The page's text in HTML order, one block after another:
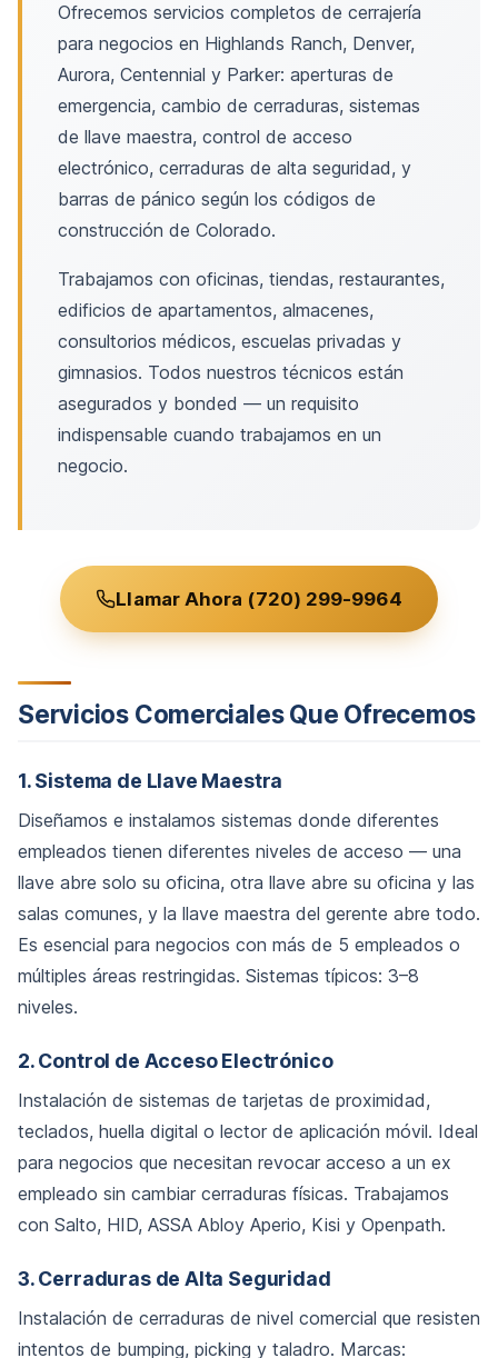
Ofrecemos servicios completos de cerrajería
para negocios en Highlands Ranch, Denver,
Aurora, Centennial y Parker: aperturas de
emergencia, cambio de cerraduras, sistemas
de llave maestra, control de acceso
electrónico, cerraduras de alta seguridad, y
barras de pánico según los códigos de
construcción de Colorado.
Trabajamos con oficinas, tiendas, restaurantes,
edificios de apartamentos, almacenes,
consultorios médicos, escuelas privadas y
gimnasios. Todos nuestros técnicos están
asegurados y bonded — un requisito
indispensable cuando trabajamos en un
negocio.
Llamar Ahora (720) 299-9964
Servicios Comerciales Que Ofrecemos
1. Sistema de Llave Maestra
Diseñamos e instalamos sistemas donde diferentes
empleados tienen diferentes niveles de acceso — una
llave abre solo su oficina, otra llave abre su oficina y las
salas comunes, y la llave maestra del gerente abre todo.
Es esencial para negocios con más de 5 empleados o
múltiples áreas restringidas. Sistemas típicos: 3–8
niveles.
2. Control de Acceso Electrónico
Instalación de sistemas de tarjetas de proximidad,
teclados, huella digital o lector de aplicación móvil. Ideal
para negocios que necesitan revocar acceso a un ex
empleado sin cambiar cerraduras físicas. Trabajamos
con Salto, HID, ASSA Abloy Aperio, Kisi y Openpath.
3. Cerraduras de Alta Seguridad
Instalación de cerraduras de nivel comercial que resisten
intentos de bumping, picking y taladro. Marcas: